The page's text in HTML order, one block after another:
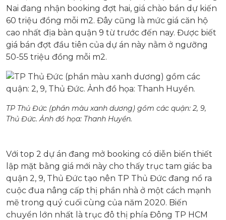
Nai đang nhận booking đợt hai, giá chào bán dự kiến
60 triệu đồng mỗi m2. Đây cũng là mức giá căn hộ
cao nhất địa bàn quận 9 từ trước đến nay. Được biết
giá bán đợt đầu tiên của dự án này nằm ở ngưỡng
50-55 triệu đồng mỗi m2.
TP Thủ Đức (phần màu xanh dương) gồm các quận: 2, 9,
Thủ Đức. Ảnh đồ họa: Thanh Huyền.
Với top 2 dự án đang mở booking có diễn biến thiết
lập mặt bằng giá mới này cho thấy trục tam giác ba
quận 2, 9, Thủ Đức tạo nên TP Thủ Đức đang nổ ra
cuộc đua nâng cấp thị phần nhà ở một cách mạnh
mẽ trong quý cuối cùng của năm 2020. Biến
chuyển lớn nhất là trục đô thị phía Đông TP HCM